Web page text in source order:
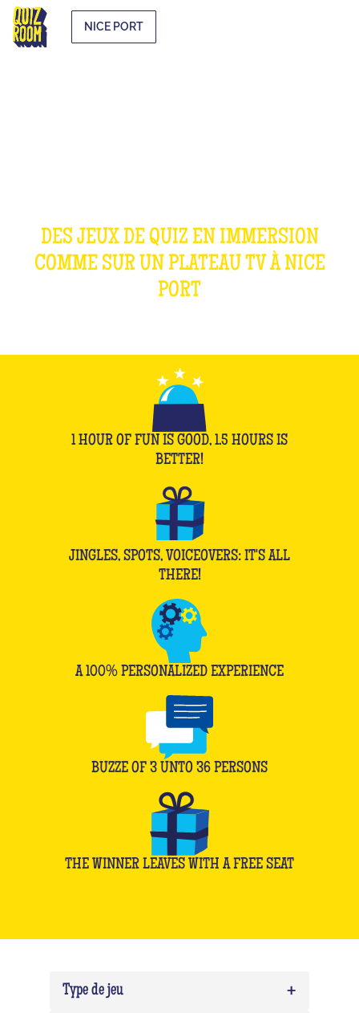
NICE PORT
DES JEUX DE QUIZ EN IMMERSION
COMME SUR UN PLATEAU TV À NICE
PORT
1 HOUR OF FUN IS GOOD, 1.5 HOURS IS
BETTER!
JINGLES, SPOTS, VOICEOVERS: IT'S ALL
THERE!
A 100% PERSONALIZED EXPERIENCE
BUZZE OF 3 UNTO 36 PERSONS
THE WINNER LEAVES WITH A FREE SEAT
Type de jeu +